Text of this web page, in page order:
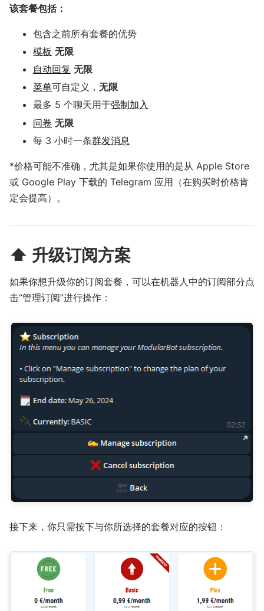
该套餐包括：
包含之前所有套餐的优势
模板 无限
自动回复 无限
菜单可自定义， 无限
最多 5 个聊天用于强制加入
问卷 无限
每 3 小时一条群发消息
*价格可能不准确，尤其是如果你使用的是从 Apple Store
或 Google Play 下载的 Telegram 应用（在购买时价格肯
定会提高）。
⬆️ 升级订阅方案
如果你想升级你的订阅套餐，可以在机器人中的订阅部分点
击“管理订阅”进行操作：
接下来，你只需按下与你所选择的套餐对应的按钮：